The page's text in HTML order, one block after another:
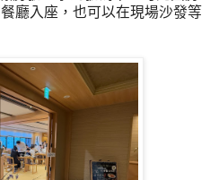
廳入座，也可以在現場沙發等